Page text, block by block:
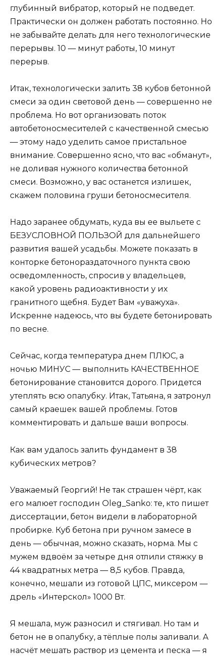
глубинный вибратор, который не подведет.
Практически он должен работать постоянно. Но
не забывайте делать для него технологические
перерывы. 10 — минут работы, 10 минут
перерыв.
Итак, технологически залить 38 кубов бетонной
смеси за один световой день — совершенно не
проблема. Но вот организовать поток
автобетоносмесителей с качественной смесью
— этому надо уделить самое пристальное
внимание. Совершенно ясно, что вас «обманут»,
не доливая нужного количества бетонной
смеси. Возможно, у вас останется излишек,
скажем половина груши бетоносмесителя.
Надо заранее обдумать, куда вы ее выльете с
БЕЗУСЛОВНОЙ ПОЛЬЗОЙ для дальнейшего
развития вашей усадьбы. Можете показать в
конторке бетонораздаточного пункта свою
осведомленность, спросив у владельцев,
какой уровень радиоактивности у их
гранитного щебня. Будет Вам «уважуха».
Искренне надеюсь, что вы будете бетонировать
по весне.
Сейчас, когда температура днем ПЛЮС, а
ночью МИНУС — выполнить КАЧЕСТВЕННОЕ
бетонирование становится дорого. Придется
утеплять всю опалубку. Итак, Татьяна, я затронул
самый краешек вашей проблемы. Готов
комментировать и дальше ваши вопросы.
Как вам удалось залить фундамент в 38
кубических метров?
Уважаемый Георгий! Не так страшен чёрт, как
его малюет господин Oleg_Sanko: те, кто пишет
диссертации, бетон видели в лабораторной
пробирке. Куб бетона при ручном замесе в
день — обычная, можно сказать, норма. Мы с
мужем вдвоём за четыре дня отлили стяжку в
44 квадратных метра — 8,5 кубов. Правда,
конечно, мешали из готовой ЦПС, миксером —
дрель «Интерскол» 1000 Вт.
Я мешала, муж разносил и стягивал. Но там и
бетон не в опалубку, а тёплые полы заливали. А
насчёт мешать раствор из цемента и песка — я